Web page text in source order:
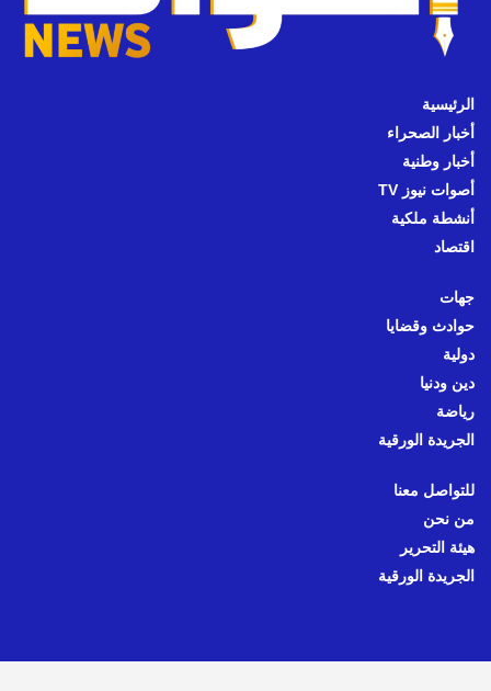
الرئيسية
أخبار الصحراء
أخبار وطنية
أصوات نيوز TV
أنشطة ملكية
اقتصاد
جهات
حوادث وقضايا
دولية
دين ودنيا
رياضة
الجريدة الورقية
للتواصل معنا
من نحن
هيئة التحرير
الجريدة الورقية